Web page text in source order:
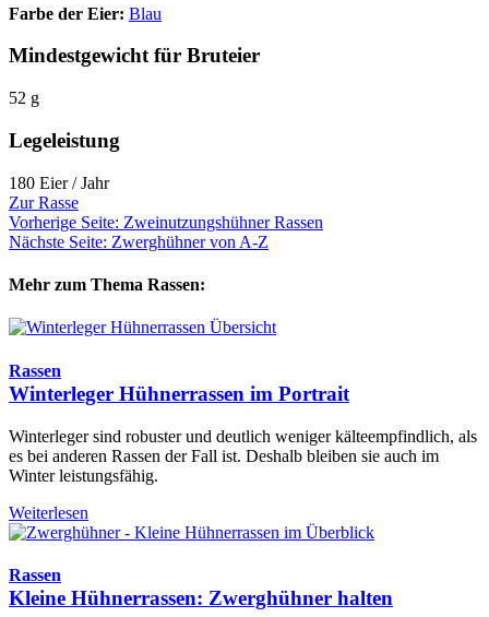
Farbe der Eier: Blau
Mindestgewicht für Bruteier
52 g
Legeleistung
180 Eier / Jahr
Zur Rasse
Vorherige Seite: Zweinutzungshühner Rassen
Nächste Seite: Zwerghühner von A-Z
Mehr zum Thema Rassen:
Rassen
Winterleger Hühnerrassen im Portrait
Winterleger sind robuster und deutlich weniger kälteempfindlich, als
es bei anderen Rassen der Fall ist. Deshalb bleiben sie auch im
Winter leistungsfähig.
Weiterlesen
Rassen
Kleine Hühnerrassen: Zwerghühner halten